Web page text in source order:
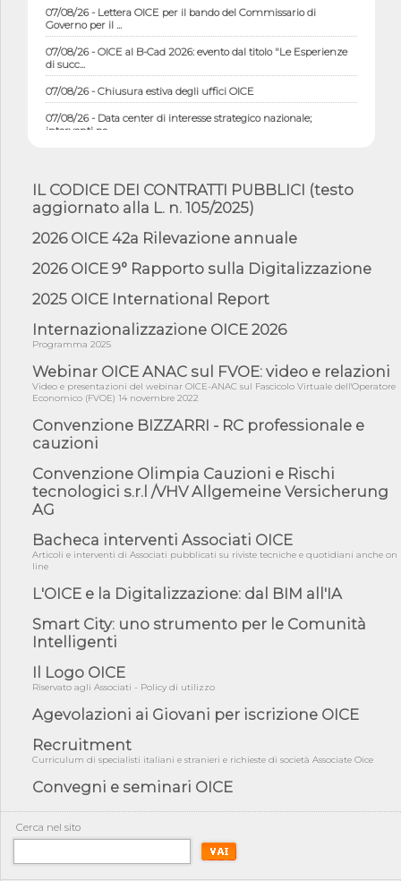
07/08/26 - Lettera OICE per il bando del Commissario di
Governo per il ...
07/08/26 - OICE al B-Cad 2026: evento dal titolo "Le Esperienze
di succ...
07/08/26 - Chiusura estiva degli uffici OICE
07/08/26 - Data center di interesse strategico nazionale;
interventi pe...
07/08/26 - Ponte sullo Stretto di Messina: deliberata la
sussistenza di...
07/08/26 - Tunnel Brennero, dal Cipess via libera al quinto lotto
costr...
06/08/26 - Istat, produzione industriale in calo dell'1% a giugno,
06/08/26 - Dal 3 agosto in vigore l'obbligo di energie rinnovabili
con ...
06/08/26 - DL PA approvato in Cdm: contributi per
riqualificazione sism...
06/08/26 - CdM: approvato il d.lgs. di adeguamento all’AI Act in
mate...
06/08/26 - DDL delegazione europea in Cdm per recepimento
norme UE in m...
05/08/26 - DL Infrastrutture e PNRR è legge: approvata oggi la
fiducia...
05/08/26 - Focus OICE sul DDL di riforma della responsabilità
05/08/26 - Anac: pubblicata la Relazione illustrativa al Bando tipo
2 s...
05/08/26 - SAVE THE DATE: Assemblea Pubblica Confindustria
Professioni ...
05/08/26 - Successo OICE per il bando della Città metropolitana
di Reg...
05/08/26 - Lettera OICE per il bando della Giunta Regionale della
Campa...
per ...
04/08/26 - International Sustainable Buildings Competition -
COP31, An...
04/08/26 - CdS, project financing: progetto di fattibilità da
impugnar...
04/08/26 - Rapporto Anac corruzione 2020-2026: procedimenti
penali per ...
04/08/26 - CdS: partecipazione alla gara non equivale ad
IL CODICE DEI CONTRATTI PUBBLICI (testo
aggiornato alla L. n. 105/2025)
2026 OICE 42a Rilevazione annuale
2026 OICE 9° Rapporto sulla Digitalizzazione
2025 OICE International Report
Internazionalizzazione OICE 2026
Programma 2025
Webinar OICE ANAC sul FVOE: video e relazioni
Video e presentazioni del webinar OICE-ANAC sul Fascicolo Virtuale dell'Operatore
Economico (FVOE) 14 novembre 2022
Convenzione BIZZARRI - RC professionale e
cauzioni
Convenzione Olimpia Cauzioni e Rischi
tecnologici s.r.l /VHV Allgemeine Versicherung
AG
Bacheca interventi Associati OICE
Articoli e interventi di Associati pubblicati su riviste tecniche e quotidiani anche on
line
L'OICE e la Digitalizzazione: dal BIM all'IA
Smart City: uno strumento per le Comunità
Intelligenti
Il Logo OICE
Riservato agli Associati - Policy di utilizzo
Agevolazioni ai Giovani per iscrizione OICE
Recruitment
Curriculum di specialisti italiani e stranieri e richieste di società Associate Oice
Convegni e seminari OICE
Cerca nel sito